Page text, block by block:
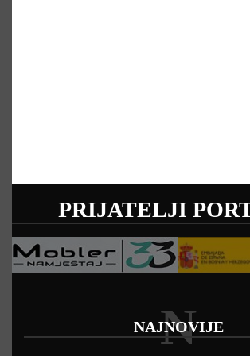
PRIJATELJI
NAJNOVIJE
N